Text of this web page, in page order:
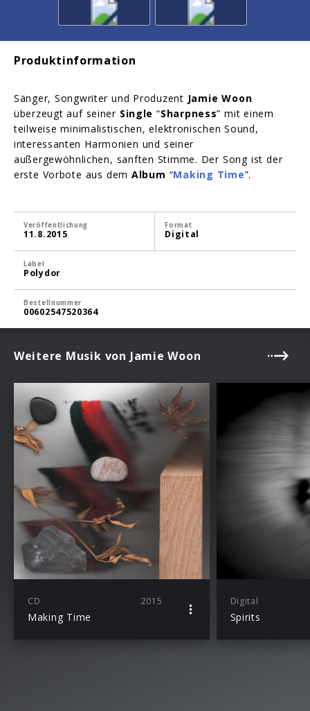
Produktinformation
Sänger, Songwriter und Produzent Jamie Woon
überzeugt auf seiner Single “Sharpness” mit einem
teilweise minimalistischen, elektronischen Sound,
interessanten Harmonien und seiner
außergewöhnlichen, sanften Stimme. Der Song ist der
erste Vorbote aus demAlbum “Making Time”.
Veröffentlichung
11.8.2015
Format
Digital
Label
Polydor
Bestellnummer
00602547520364
Weitere Musik von Jamie Woon
CD 2015
Making Time
Digital
Spirits